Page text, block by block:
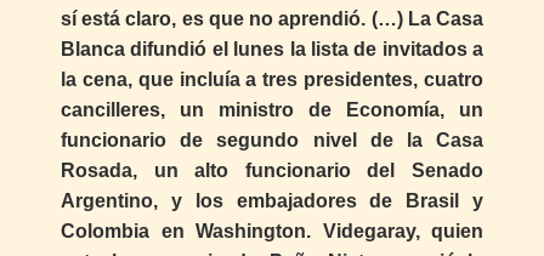
sí está claro, es que no aprendió. (…) La Casa
Blanca difundió el lunes la lista de invitados a
la cena, que incluía a tres presidentes, cuatro
cancilleres, un ministro de Economía, un
funcionario de segundo nivel de la Casa
Rosada, un alto funcionario del Senado
Argentino, y los embajadores de Brasil y
Colombia en Washington. Videgaray, quien